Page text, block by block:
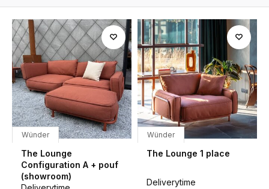
Wünder
The Lounge
Configuration A + pouf
(showroom)
Wünder
The Lounge 1 place
Deliverytime